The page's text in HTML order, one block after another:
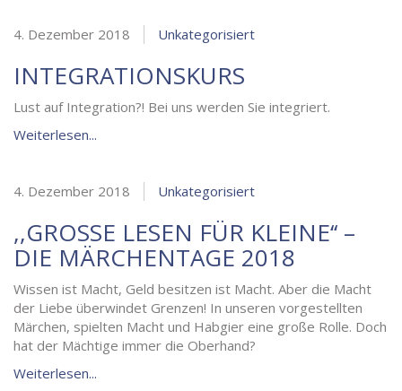
4. Dezember 2018 Unkategorisiert
INTEGRATIONSKURS
Lust auf Integration?! Bei uns werden Sie integriert.
Weiterlesen...
4. Dezember 2018 Unkategorisiert
,,GROSSE LESEN FÜR KLEINE‘‘ – D
IE MÄRCHENTAGE 2018
Wissen ist Macht, Geld besitzen ist Macht. Aber die Macht
der Liebe überwindet Grenzen! In unseren vorgestellten
Märchen, spielten Macht und Habgier eine große Rolle. Doch
hat der Mächtige immer die Oberhand?
Weiterlesen...